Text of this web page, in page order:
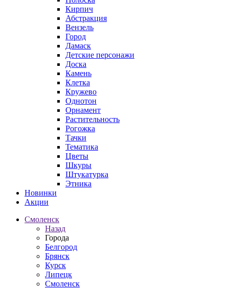
Кирпич
Абстракция
Вензель
Город
Дамаск
Детские персонажи
Доска
Камень
Клетка
Кружево
Однотон
Орнамент
Растительность
Рогожка
Тачки
Тематика
Цветы
Шкуры
Штукатурка
Этника
Новинки
Акции
Смоленск
Назад
Города
Белгород
Брянск
Курск
Липецк
Смоленск